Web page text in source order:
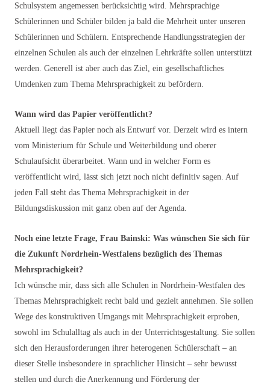
Schulsystem angemessen berücksichtig wird. Mehrsprachige
Schülerinnen und Schüler bilden ja bald die Mehrheit unter unseren
Schülerinnen und Schülern. Entsprechende Handlungsstrategien der
einzelnen Schulen als auch der einzelnen Lehrkräfte sollen unterstützt
werden. Generell ist aber auch das Ziel, ein gesellschaftliches
Umdenken zum Thema Mehrsprachigkeit zu befördern.
Wann wird das Papier veröffentlicht?
Aktuell liegt das Papier noch als Entwurf vor. Derzeit wird es intern
vom Ministerium für Schule und Weiterbildung und oberer
Schulaufsicht überarbeitet. Wann und in welcher Form es
veröffentlicht wird, lässt sich jetzt noch nicht definitiv sagen. Auf
jeden Fall steht das Thema Mehrsprachigkeit in der
Bildungsdiskussion mit ganz oben auf der Agenda.
Noch eine letzte Frage, Frau Bainski: Was wünschen Sie sich für
die Zukunft Nordrhein-Westfalens bezüglich des Themas
Mehrsprachigkeit?
Ich wünsche mir, dass sich alle Schulen in Nordrhein-Westfalen des
Themas Mehrsprachigkeit recht bald und gezielt annehmen. Sie sollen
Wege des konstruktiven Umgangs mit Mehrsprachigkeit erproben,
sowohl im Schulalltag als auch in der Unterrichtsgestaltung. Sie sollen
sich den Herausforderungen ihrer heterogenen Schülerschaft – an
dieser Stelle insbesondere in sprachlicher Hinsicht – sehr bewusst
stellen und durch die Anerkennung und Förderung der